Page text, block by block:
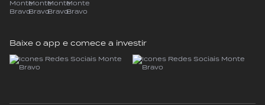
Baixe o app e comece a investir